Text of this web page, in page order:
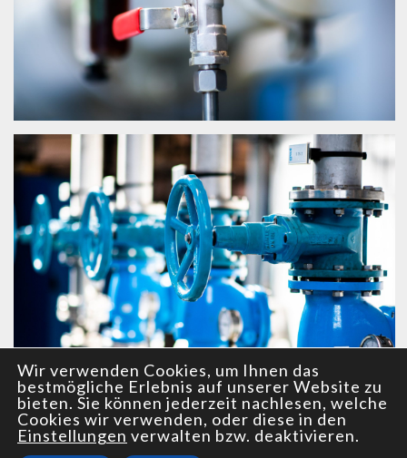
Wir verwenden Cookies, um Ihnen das
bestmögliche Erlebnis auf unserer Website zu
bieten. Sie können jederzeit nachlesen, welche
Cookies wir verwenden, oder diese in den
Einstellungen verwalten bzw. deaktivieren.